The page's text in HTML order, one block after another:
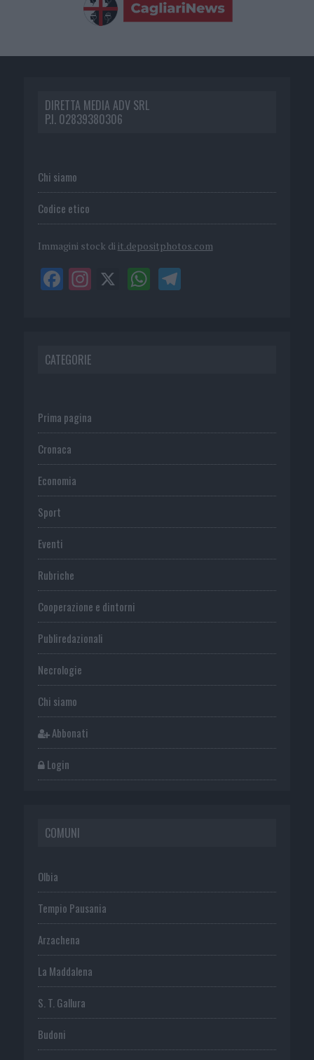
DIRETTA MEDIA ADV SRL
P.I. 02839380306
Chi siamo
Codice etico
Immagini stock di it.depositphotos.com
CATEGORIE
Prima pagina
Cronaca
Economia
Sport
Eventi
Rubriche
Cooperazione e dintorni
Publiredazionali
Necrologie
Chi siamo
Abbonati
Login
COMUNI
Olbia
Tempio Pausania
Arzachena
La Maddalena
S. T. Gallura
Budoni